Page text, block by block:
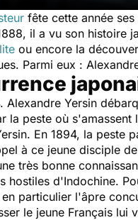
fête cette année
il a vu son histoire
ou encore la
Parmi eux :
Alexandre Yersin
la peste où
En 1894, la peste
à ce jeune disciple de
très bonne
hostiles d'Indochine.
particulier l'âpre
le jeune Français lui